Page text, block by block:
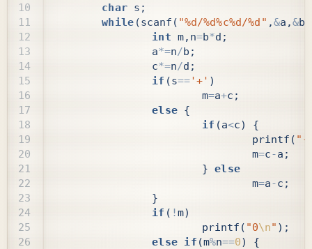
14
char s ;
while (scanf ( "%d/%d%c%d/%d" ,&a ,&b
int m, n=b*d ;
a*=n/b ;
c*=n/d ;
if (s=='+' )
m=a+c ;
else {
if (a<c)
{
printf ( "-
m=c-a ;
} else
m=a-c ;
}
if ( !m)
printf ( "0\n" );
else if (m%n==0)
{